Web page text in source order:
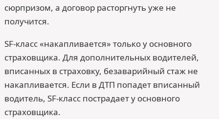
сюрпризом, а договор расторгнуть уже не
получится.
SF-класс «накапливается» только у основного
страховщика. Для дополнительных водителей,
вписанных в страховку, безаварийный стаж не
накапливается. Если в ДТП попадет вписанный
водитель, SF-класс пострадает у основного
страховщика.